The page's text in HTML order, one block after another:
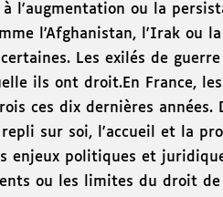
l'augmentation ou la
l'Afghanistan, l'Irak ou
Les exilés de
ils ont droit.En France,
ces dix dernières
sur soi, l'accueil et la
enjeux politiques et
ou les limites du droit